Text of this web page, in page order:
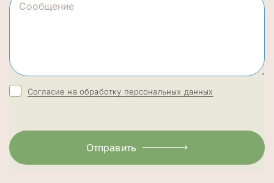
Согласие на обработку персональных данных
Отправить